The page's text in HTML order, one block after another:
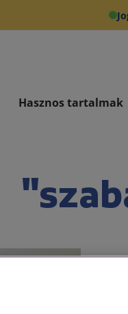
Hasznos tartalmak